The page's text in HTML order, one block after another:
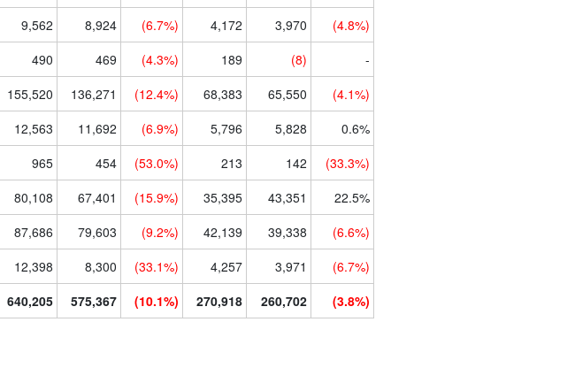
9,562 8,924 (6.7%) 4,172 3,970
(4.8%)
490 469 (4.3%) 189 (8) -
155,520 136,271 (12.4%) 68,383 65,550
(4.1%)
12,563 11,692 (6.9%) 5,796 5,828
0.6%
965 454 (53.0%) 213 142 (33.3%)
80,108 67,401 (15.9%) 35,395 43,351
22.5%
87,686 79,603 (9.2%) 42,139 39,338
(6.6%)
12,398 8,300 (33.1%) 4,257 3,971
(6.7%)
640,205 575,367 (10.1%) 270,918 260,702
(3.8%)